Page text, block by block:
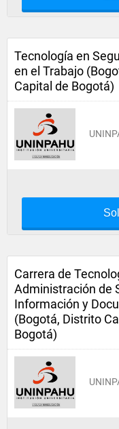
Tecnología en
en el Trabajo
Capital de Bogotá)
Carrera de
Administración de
Información y
(Bogotá, Distrito
Bogotá)